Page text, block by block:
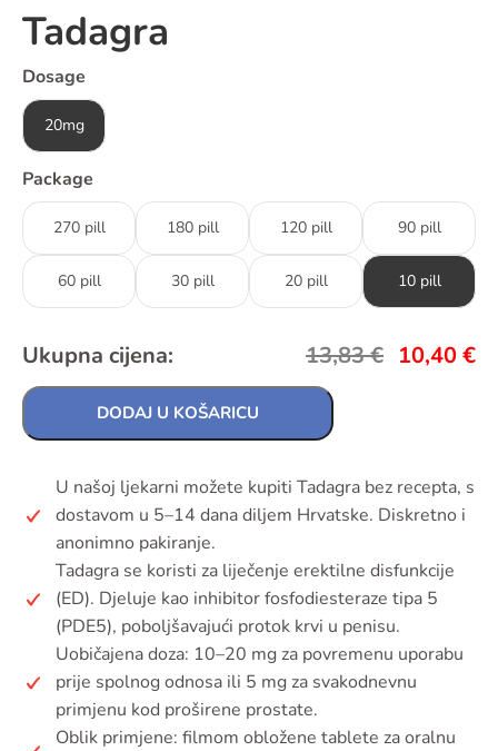
Tadagra
Dosage
20mg
Package
270 pill 180 pill 120 pill 90 pill
60 pill 30 pill 20 pill 10 pill
Ukupna cijena: 13,83€ 10,40€
DODAJ U KOŠARICU
U našoj ljekarni možete kupiti Tadagra bez recepta, s
dostavom u 5–14 dana diljem Hrvatske. Diskretno i
anonimno pakiranje.
Tadagra se koristi za liječenje erektilne disfunkcije
(ED). Djeluje kao inhibitor fosfodiesteraze tipa 5
(PDE5), poboljšavajući protok krvi u penisu.
Uobičajena doza: 10–20 mg za povremenu uporabu
prije spolnog odnosa ili 5 mg za svakodnevnu
primjenu kod proširene prostate.
Oblik primjene: filmom obložene tablete za oralnu